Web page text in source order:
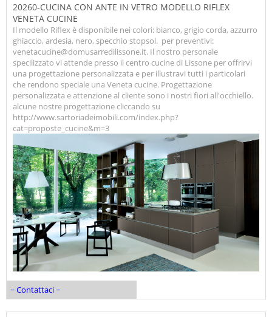
20260-CUCINA CON ANTE IN VETRO MODELLO RIFLEX
VENETA CUCINE
Il modello Riflex è disponibile nei colori: bianco, grigio corda, azzurro
ghiaccio, ardesia, nero, specchio stopsol. per preventivi:
venetacucine@domusarredilissone.it. Il nostro personale
specilizzato vi attende presso il centro cucine di Lissone per offrirvi
una progettazione personalizzata e per illustravi tutti i particolari
che rendono speciale una Veneta cucine. Progettazione
personalizzata e attenzione al cliente sono i nostri fiori all'occhiello.
alcune nostre progettazione cliccando su
http://www.sartoriadeimobili.com/index.php?
cat=proposte_cucine&m=3
~ Contattaci ~